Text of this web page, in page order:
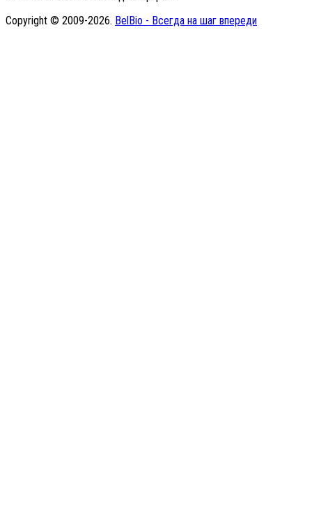
Copyright © 2009-2026. BelBio - Всегда на шаг впереди